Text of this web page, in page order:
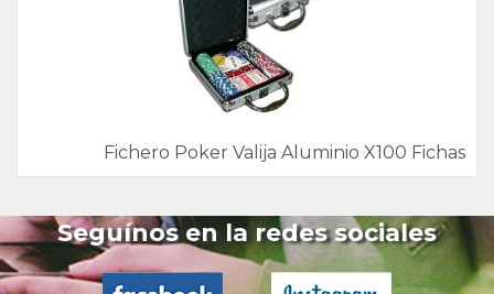
Fichero Poker Valija Aluminio X100 Fichas
Seguínos en la redes sociales